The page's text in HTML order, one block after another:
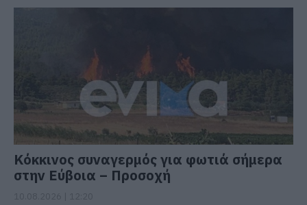
Κόκκινος συναγερμός για φωτιά σήμερα
στην Εύβοια – Προσοχή